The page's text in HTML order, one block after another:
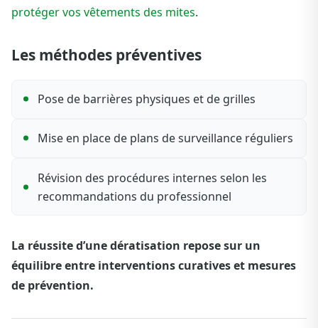
protéger vos vêtements des mites.
Les méthodes préventives
Pose de barrières physiques et de grilles
Mise en place de plans de surveillance réguliers
Révision des procédures internes selon les
recommandations du professionnel
La réussite d’une dératisation repose sur un
équilibre entre interventions curatives et mesures
de prévention.